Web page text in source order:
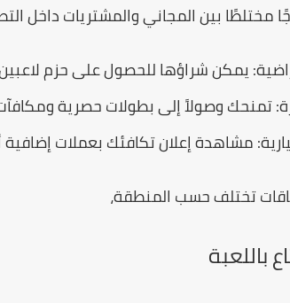
مختلطًا بين المجاني والمشتريات داخل
يمكن شراؤها للحصول على حزم لاعبين
تمنحك وصولاً إلى بطولات حصرية
مشاهدة إعلان تكافئك بعملات
تختلف حسب المنطقة،
باللعبة